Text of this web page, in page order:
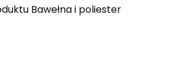
Bawełna i poliester